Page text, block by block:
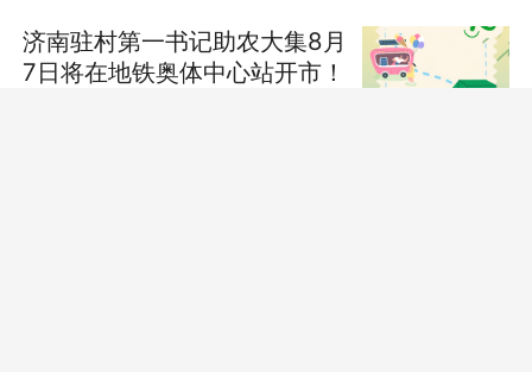
发布
济南驻村第一书记助农大集8月
7日将在地铁奥体中心站开市！